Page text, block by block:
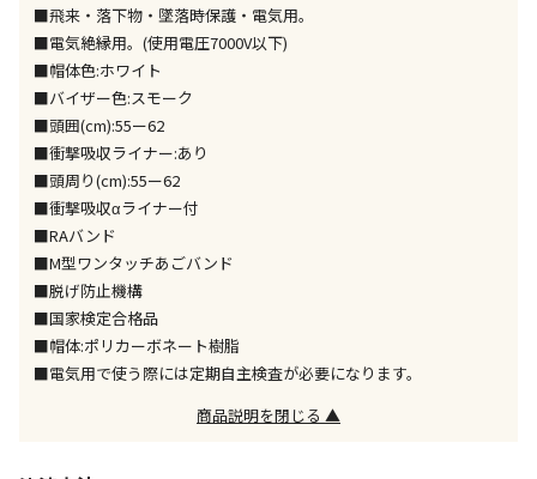
午前9時までのご注文確定した商品については、当日に
出荷いたします。
ただし、メーカーの営業日に基づき出荷手続きを行う
ため、通常よりお時間をいただく場合がございます。
また、日曜・祝日や年末年始などの長期休業期間中
は、休業明けからの出荷対応となります。
設置工事代金も含まれた商品です
お見積商品です。金額・施工日はお打ち合わせの上、
決定となります。
お見積商品です。金額・施工日はお打ち合わせの上、
■飛来・落下物・墜落時保護・電気用。
■電気絶縁用。(使用電圧7000V以下)
■帽体色:ホワイト
■バイザー色:スモーク
■頭囲(cm):55ー62
■衝撃吸収ライナー:あり
■頭周り(cm):55ー62
■衝撃吸収αライナー付
■RAバンド
■M型ワンタッチあごバンド
■脱げ防止機構
■国家検定合格品
■帽体:ポリカーボネート樹脂
■電気用で使う際には定期自主検査が必要になります。
商品説明を閉じる ▲